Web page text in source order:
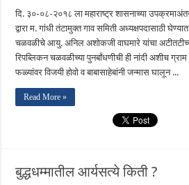
दि. ३०-०८-२०१८ ला महाराष्ट्र शासनाच्या
द्वारा म. गांधी तंटामुक्त गाव समिती अध्यक्षपदासाठी
चळवळीचे आयु. अनिल अशोकजी वाघमारे यांचा
रिपब्लिकन चळवळीच्या पुनर्बांधणीची ही नांदी अशीच
फळ्यांवर विजयी होवो व बाबासाहेबांनी जन्मास घालून ...
Read More »
बुद्धधम्मातील आर्यसत्ये किती ?